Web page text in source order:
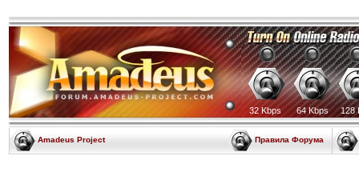
32 Kbps 64 Kbps 128
Amadeus Project Правила Форума